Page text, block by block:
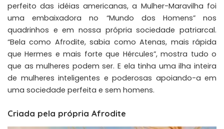
perfeito das idéias americanas, a Mulher-Maravilha foi
uma embaixadora no “Mundo dos Homens” nos
quadrinhos e em nossa própria sociedade patriarcal.
“Bela como Afrodite, sabia como Atenas, mais rápida
que Hermes e mais forte que Hércules”, mostra tudo o
que as mulheres podem ser. E ela tinha uma ilha inteira
de mulheres inteligentes e poderosas apoiando-a em
uma sociedade perfeita e sem homens.
Criada pela própria Afrodite